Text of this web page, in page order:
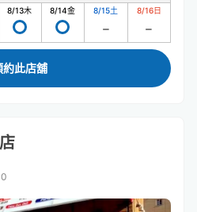
8/13木 8/14金 8/15土 8/16日
約此店舖